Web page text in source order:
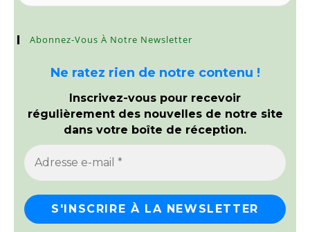
Abonnez-Vous À Notre Newsletter
Ne ratez rien de notre contenu !
Inscrivez-vous pour recevoir
régulièrement des nouvelles de notre site
dans votre boîte de réception.